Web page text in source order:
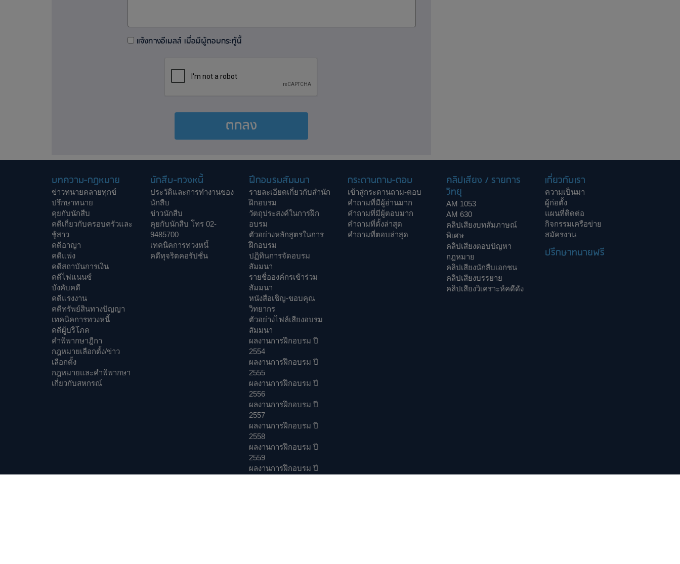
แจ้งทางอีเมลล์ เมื่อมีผู้ตอบกระทู้นี้
ตกลง
บทความ-กฎหมาย
ข่าวทนายคลายทุกข์
ปรึกษาทนาย
คุยกับนักสืบ
คดีเกี่ยวกับครอบครัวและ
ชู้สาว
คดีอาญา
คดีแพ่ง
คดีสถาบันการเงิน
คดีไฟแนนซ์
บังคับคดี
คดีแรงงาน
คดีทรัพย์สินทางปัญญา
เทคนิคการทวงหนี้
คดีผู้บริโภค
คำพิพากษาฎีกา
กฎหมายเลือกตั้ง/ข่าว
เลือกตั้ง
กฎหมายและคำพิพากษา
เกี่ยวกับสหกรณ์
นักสืบ-ทวงหนี้
ประวัติและการทำงานของ
นักสืบ
ข่าวนักสืบ
คุยกับนักสืบ โทร 02-
9485700
เทคนิคการทวงหนี้
คดีทุจริตคอรัปชั่น
ฝึกอบรมสัมมนา
รายละเอียดเกี่ยวกับสำนัก
ฝึกอบรม
วัตถุประสงค์ในการฝึก
อบรม
ตัวอย่างหลักสูตรในการ
ฝึกอบรม
ปฏิทินการจัดอบรม
สัมมนา
รายชื่อองค์กรเข้าร่วม
สัมมนา
หนังสือเชิญ-ขอบคุณ
วิทยากร
ตัวอย่างไฟล์เสียงอบรม
สัมมนา
ผลงานการฝึกอบรม ปี
2554
ผลงานการฝึกอบรม ปี
2555
ผลงานการฝึกอบรม ปี
2556
ผลงานการฝึกอบรม ปี
2557
ผลงานการฝึกอบรม ปี
2558
ผลงานการฝึกอบรม ปี
2559
ผลงานการฝึกอบรม ปี
กระดานถาม-ตอบ
เข้าสู่กระดานถาม-ตอบ
คำถามที่มีผู้อ่านมาก
คำถามที่มีผู้ตอบมาก
คำถามที่ตั้งล่าสุด
คำถามที่ตอบล่าสุด
คลิปเสียง / รายการ
วิทยุ
AM 1053
AM 630
คลิปเสียงบทสัมภาษณ์
พิเศษ
คลิปเสียงตอบปัญหา
กฎหมาย
คลิปเสียงนักสืบเอกชน
คลิปเสียงบรรยาย
คลิปเสียงวิเคราะห์คดีดัง
เกี่ยวกับเรา
ความเป็นมา
ผู้ก่อตั้ง
แผนที่ติดต่อ
กิจกรรมเครือข่าย
สมัครงาน
ปรึกษาทนายฟรี